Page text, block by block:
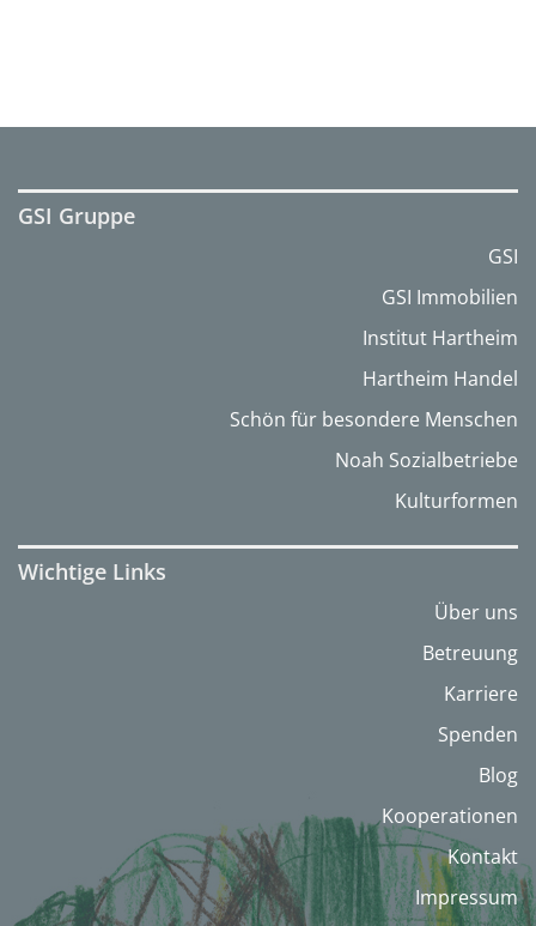
GSI Gruppe
GSI
GSI Immobilien
Institut Hartheim
Hartheim Handel
Schön für besondere Menschen
Noah Sozialbetriebe
Kulturformen
Wichtige Links
Über uns
Betreuung
Karriere
Spenden
Blog
Kooperationen
Kontakt
Impressum